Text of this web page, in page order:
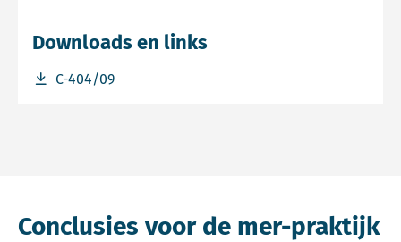
Downloads en links
C-404/09
Download bestand C-404/09
Conclusies voor de mer-praktijk